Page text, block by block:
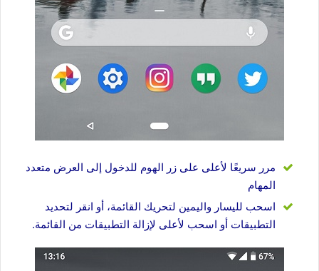
مرر سريعًا لأعلى على زر الهوم للدخول إلى العرض متعدد
المهام
اسحب لليسار واليمين لتحريك القائمة، أو انقر لتحديد
التطبيقات أو اسحب لأعلى لإزالة التطبيقات من القائمة.